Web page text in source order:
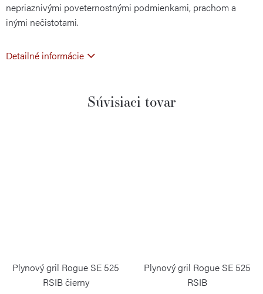
nepriaznivými poveternostnými podmienkami, prachom a
inými nečistotami.
Detailné informácie
Súvisiaci tovar
Plynový gril Rogue SE 525
RSIB čierny
Plynový gril Rogue SE 525
RSIB